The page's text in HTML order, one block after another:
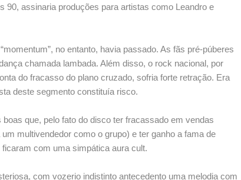
90, assinaria produções para artistas como Leandro e
no entanto, havia passado. As fãs pré-púberes
chamada lambada. Além disso, o rock nacional, por
do fracasso do plano cruzado, sofria forte retração. Era
deste segmento constituía risco.
que, pelo fato do disco ter fracassado em vendas
multivendedor como o grupo) e ter ganho a fama de
ficaram com uma simpática aura cult.
com vozerio indistinto antecedento uma melodia com